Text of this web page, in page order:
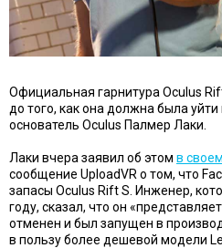
Официальная гарнитура Oculus
до того, как она должна была
основатель Oculus Палмер Лаки.
Лаки вчера заявил об этом в
сообщение UploadVR о том, что
запасы Oculus Rift S. Инженер,
году, сказал, что он
отменен и был запущен в
в пользу более дешевой модели